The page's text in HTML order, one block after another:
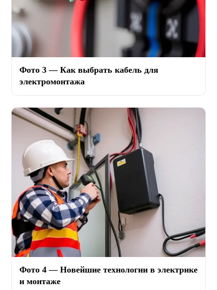
Фото 3 — Как выбрать кабель для
электромонтажа
Фото 4 — Новейшие технологии в электрике
и монтаже